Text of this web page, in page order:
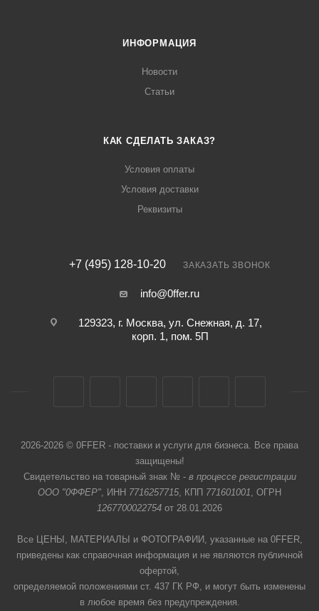
ИНФОРМАЦИЯ
Новости
Статьи
КАК СДЕЛАТЬ ЗАКАЗ?
Условия оплаты
Условия доставки
Реквизиты
+7 (495) 128-10-20 ЗАКАЗАТЬ ЗВОНОК
info@0ffer.ru
129323, г. Москва, ул. Снежная, д. 17,
корп. 1, пом. 5П
2026-2026 © 0FFER - поставки и услуги для бизнеса. Все права
защищены!
Свидетельство на товарный знак № - в процессе регистрации
ООО "0ФФЕР", ИНН 7716257715, КПП 771601001, ОГРН
1267700022754 от 28.01.2026
Все ЦЕНЫ, МАТЕРИАЛЫ и ФОТОГРАФИИ, указанные на 0FFER,
приведены как справочная информация и не являются публичной
офертой,
определяемой положениями ст. 437 ГК РФ, и могут быть изменены
в любое время без предупреждения.